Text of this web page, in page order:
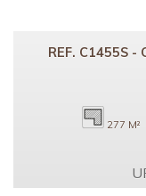
REF. C1455S -
277 M²